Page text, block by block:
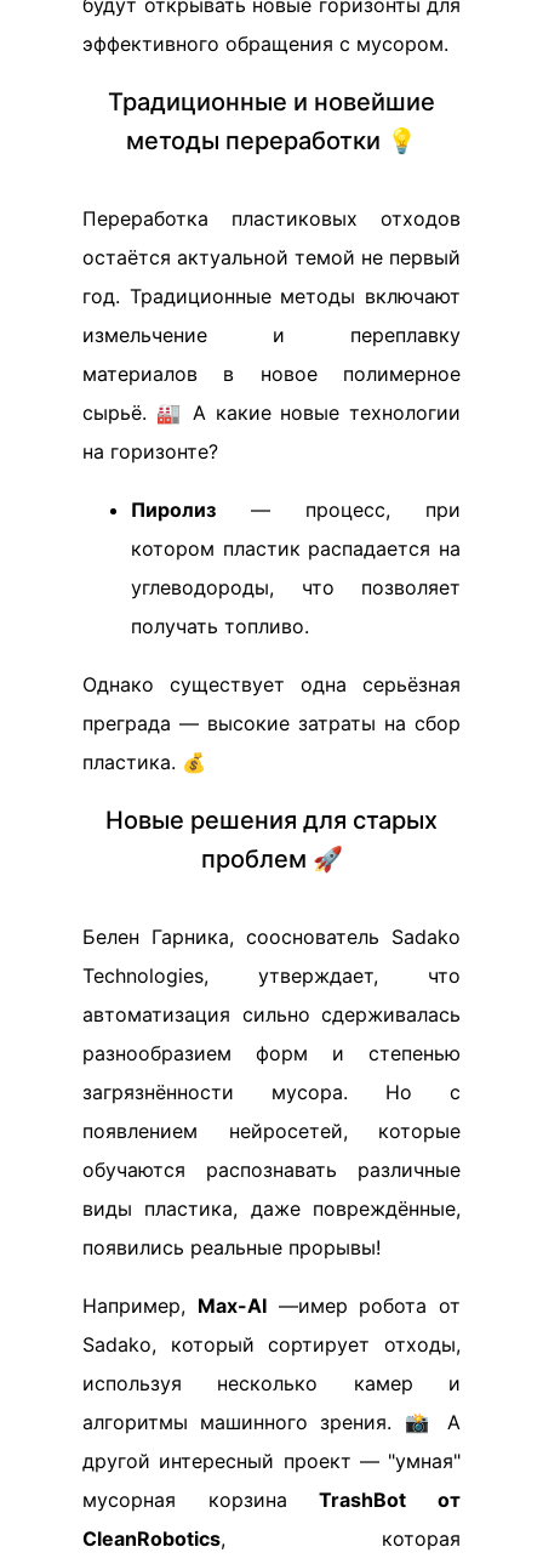
будут открывать новые горизонты для
эффективного обращения с мусором.
Традиционные и новейшие
методы переработки 💡
Переработка пластиковых отходов
остаётся актуальной темой не первый
год. Традиционные методы включают
измельчение и переплавку
материалов в новое полимерное
сырьё. 🏭 А какие новые технологии
на горизонте?
Пиролиз — процесс, при
котором пластик распадается на
углеводороды, что позволяет
получать топливо.
Однако существует одна серьёзная
преграда — высокие затраты на сбор
пластика. 💰
Новые решения для старых
проблем 🚀
Белен Гарника, сооснователь Sadako
Technologies, утверждает, что
автоматизация сильно сдерживалась
разнообразием форм и степенью
загрязнённости мусора. Но с
появлением нейросетей, которые
обучаются распознавать различные
виды пластика, даже повреждённые,
появились реальные прорывы!
Например, Max-AI—имер робота от
Sadako, который сортирует отходы,
используя несколько камер и
алгоритмы машинного зрения. 📸 А
другой интересный проект — "умная"
мусорная корзинаTrashBot от
CleanRobotics, которая